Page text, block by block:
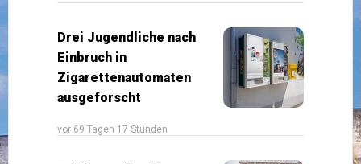
Drei Jugendliche nach
Einbruch in
Zigarettenautomaten
ausgeforscht
vor 69 Tagen 17 Stunden